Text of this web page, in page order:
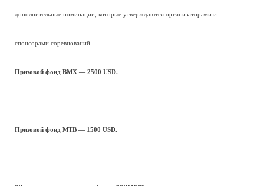
дополнительные номинации, которые утверждаются организаторами и
спонсорами соревнований.
Призовой фонд BMX — 2500 USD.
Призовой фонд MTB — 1500 USD.